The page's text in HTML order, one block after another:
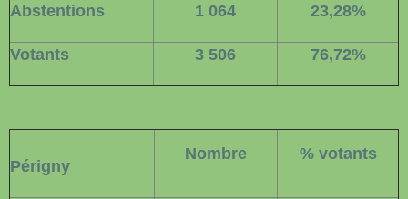
Abstentions 1 064 23,28%
Votants 3 506 76,72%
Périgny
Nombre % votants